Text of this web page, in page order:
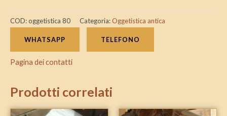
COD:oggetistica 80 Categoria: Oggetistica antica
WHATSAPP TELEFONO
Pagina dei contatti
Prodotti correlati